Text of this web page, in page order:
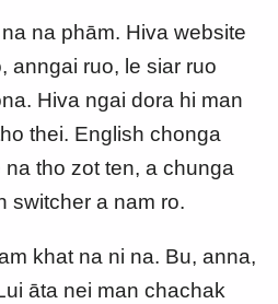
na phām. Hiva website
anngai ruo, le siar ruo
Hiva ngai dora hi man
thei. English chonga
tho zot ten, a chunga
switcher a nam ro.
khat na ni na. Bu, anna,
āta nei man chachak